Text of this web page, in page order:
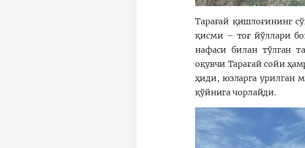
Тарағай қишлоғининг
қисми – тоғ йўллари
нафаси билан тўлган
оқувчи Тарағай сойи
ҳиди, юзларга урилган
қўйнига чорлайди.